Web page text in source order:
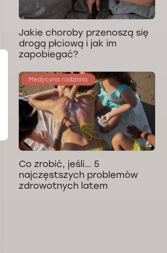
Jakie choroby przenoszą się
drogą płciową i jak im
zapobiegać?
Medycyna rodzinna
Co zrobić, jeśli… 5
najczęstszych problemów
zdrowotnych latem